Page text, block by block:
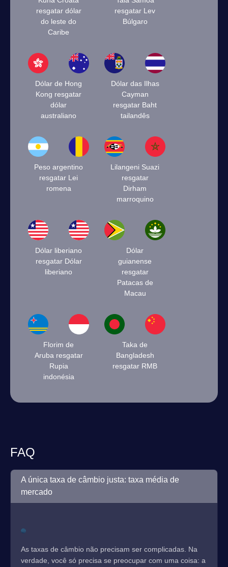
resgatar dólar
do leste do
Caribe
resgatar Lev
Búlgaro
Dólar de Hong
Kong resgatar
dólar
australiano
Dólar das Ilhas
Cayman
resgatar Baht
tailandês
Peso argentino
resgatar Lei
romena
Lilangeni Suazi
resgatar
Dirham
marroquino
Dólar liberiano
resgatar Dólar
liberiano
Dólar
guianense
resgatar
Patacas de
Macau
Florim de
Aruba resgatar
Rupia
indonésia
Taka de
Bangladesh
resgatar RMB
FAQ
A única taxa de câmbio justa: taxa média de
mercado
As taxas de câmbio não precisam ser complicadas. Na
verdade, você só precisa se preocupar com uma coisa: a